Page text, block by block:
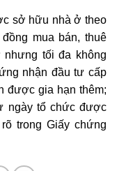
sở hữu nhà ở theo
mua bán, thuê
tối đa không
nhận đầu tư cấp
được gia hạn thêm;
ngày tổ chức được
trong Giấy chứng